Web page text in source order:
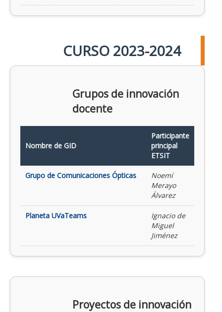
CURSO 2023-2024
Grupos de innovación
docente
Nombre de GID
Participante
principal
ETSIT
Grupo de Comunicaciones Ópticas
Noemí
Merayo
Álvarez
Planeta UVaTeams
Ignacio de
Miguel
Jiménez
Proyectos de innovación